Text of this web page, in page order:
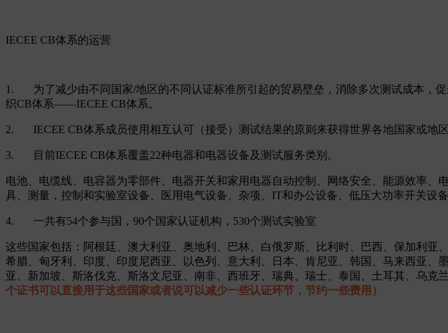
IECEE CB体系的运营
1. 为了减少由不同国家/地区的不同认证标准所引起的贸易壁垒，消除多次测试成本，
织CB体系——IECEE CB体系。
2. IECEE CB体系成员使用相互认可（接受）测试结果的原则来获得世界各地国家或地区
3. 目前IECEE CB体系覆盖22种电器和电器设备及测试服务类别。
电池、电缆线、电容器为零部件、电器开关和家用电器自动控制、网络安全、能源效率
具、测量，控制和实验室设备、医用电气设备、杂项、IT和办公设备、低压大功率开关
4. 一共有54个参与国，90个国家认证机构，530个测试实验室
这些国家包括：阿根廷、澳大利亚、奥地利、巴林、白俄罗斯、比利时、巴西、保加利亚
希腊、匈牙利、印度、印度尼西亚、以色列、意大利、日本、肯尼亚、韩国、马来西亚
亚、新加坡、斯洛伐克、斯洛文尼亚、南非、西班牙、瑞典、瑞士、泰国、土耳其、乌克
个证书可以直接用于这些国家或者说可以减少一些认证环节，节约一些费用）